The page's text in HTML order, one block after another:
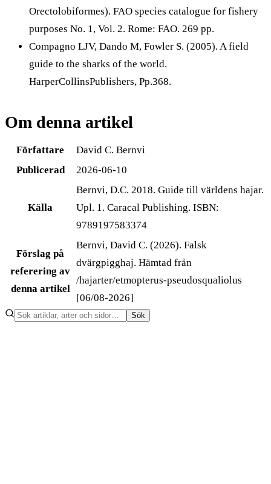
Orectolobiformes). FAO species catalogue for fishery
purposes No. 1, Vol. 2. Rome: FAO. 269 pp.
Compagno LJV, Dando M, Fowler S. (2005). A field
guide to the sharks of the world.
HarperCollinsPublishers, Pp.368.
Om denna artikel
Författare
David C. Bernvi
Publicerad
2026-06-10
Källa
Bernvi, D.C. 2018. Guide till världens hajar.
Upl. 1. Caracal Publishing. ISBN:
9789197583374
Förslag på
referering av
denna artikel
Bernvi, David C. (2026). Falsk
dvärgpigghaj. Hämtad från
/hajarter/etmopterus-pseudosqualiolus
[06/08-2026]
Sök